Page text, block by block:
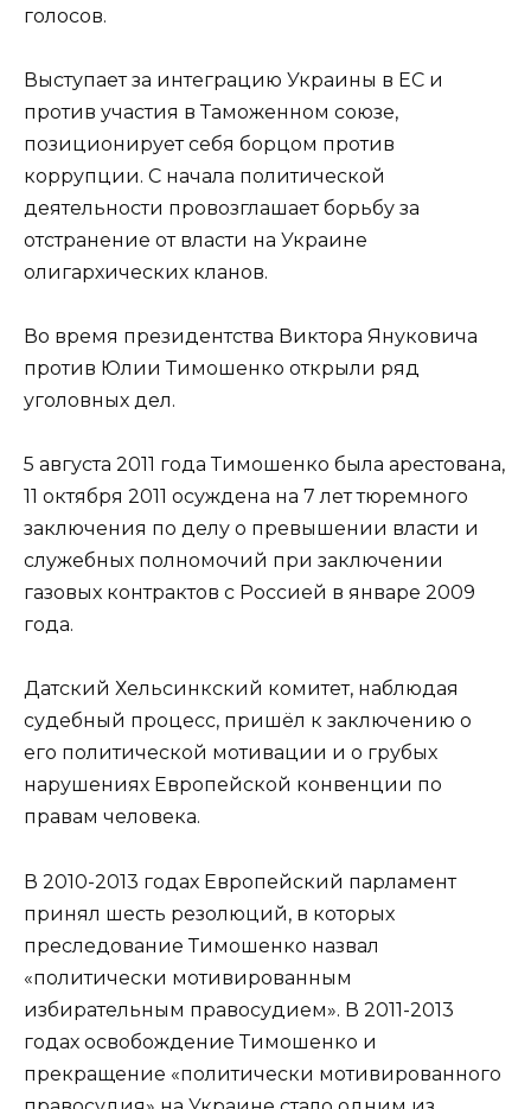
голосов.
Выступает за интеграцию Украины в ЕС и
против участия в Таможенном союзе,
позиционирует себя борцом против
коррупции. С начала политической
деятельности провозглашает борьбу за
отстранение от власти на Украине
олигархических кланов.
Во время президентства Виктора Януковича
против Юлии Тимошенко открыли ряд
уголовных дел.
5 августа 2011 года Тимошенко была арестована,
11 октября 2011 осуждена на 7 лет тюремного
заключения по делу о превышении власти и
служебных полномочий при заключении
газовых контрактов с Россией в январе 2009
года.
Датский Хельсинкский комитет, наблюдая
судебный процесс, пришёл к заключению о
его политической мотивации и о грубых
нарушениях Европейской конвенции по
правам человека.
В 2010-2013 годах Европейский парламент
принял шесть резолюций, в которых
преследование Тимошенко назвал
«политически мотивированным
избирательным правосудием». В 2011-2013
годах освобождение Тимошенко и
прекращение «политически мотивированного